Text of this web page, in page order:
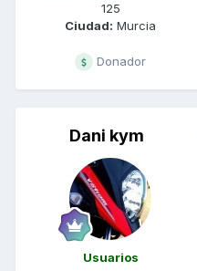
125
Ciudad: Murcia
Donador
Dani kym
Usuarios